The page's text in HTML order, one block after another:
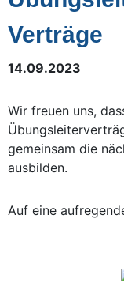
Verträge
14.09.2023
Wir freuen uns,
gemeinsam die
ausbilden.
Auf eine